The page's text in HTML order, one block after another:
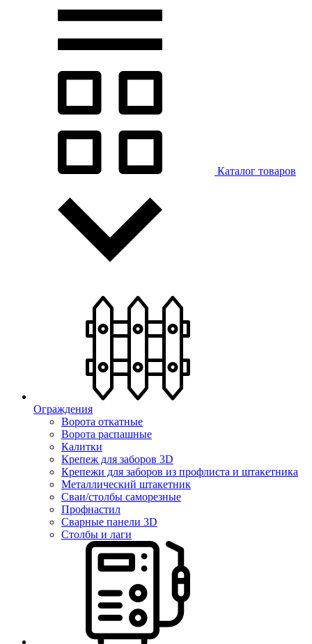
Каталог товаров
Ограждения
Ворота откатные
Ворота распашные
Калитки
Крепеж для заборов 3D
Крепежи для заборов из профлиста и штакетника
Металлический штакетник
Сваи/столбы саморезные
Профнастил
Сварные панели 3D
Столбы и лаги